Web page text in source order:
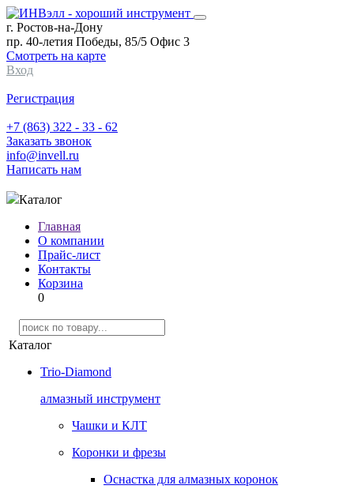
г. Ростов-на-Дону
пр. 40-летия Победы, 85/5 Офис 3
Смотреть на карте
Вход
Регистрация
+7 (863) 322 - 33 - 62
Заказать звонок
info@invell.ru
Написать нам
Каталог
Главная
О компании
Прайс-лист
Контакты
Корзина
0
Каталог
Trio-Diamond
алмазный инструмент
Чашки и КЛТ
Коронки и фрезы
Оснастка для алмазных коронок